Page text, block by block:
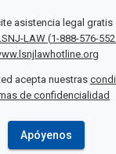
asistencia legal gratis
LAW (1-888-576-
acepta nuestras
de confidencialidad
Apóyenos